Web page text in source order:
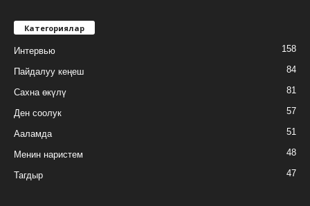
Категориялар
Интервью 158
Пайдалуу кеңеш 84
Сахна өкүлү 81
Ден соолук 57
Ааламда 51
Менин наристем 48
Тагдыр 47